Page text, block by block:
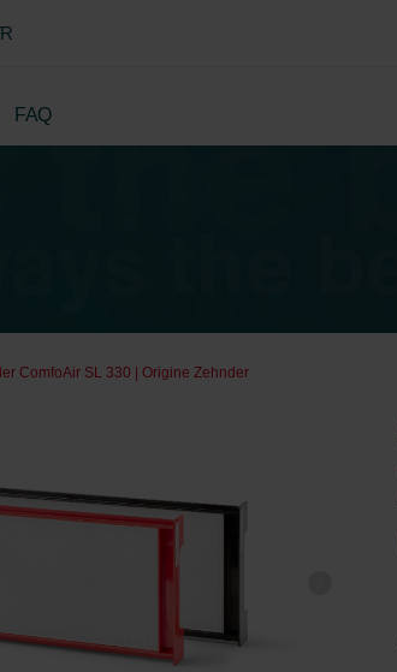
FAQ
ComfoAir SL 330 | Origine Zehnder